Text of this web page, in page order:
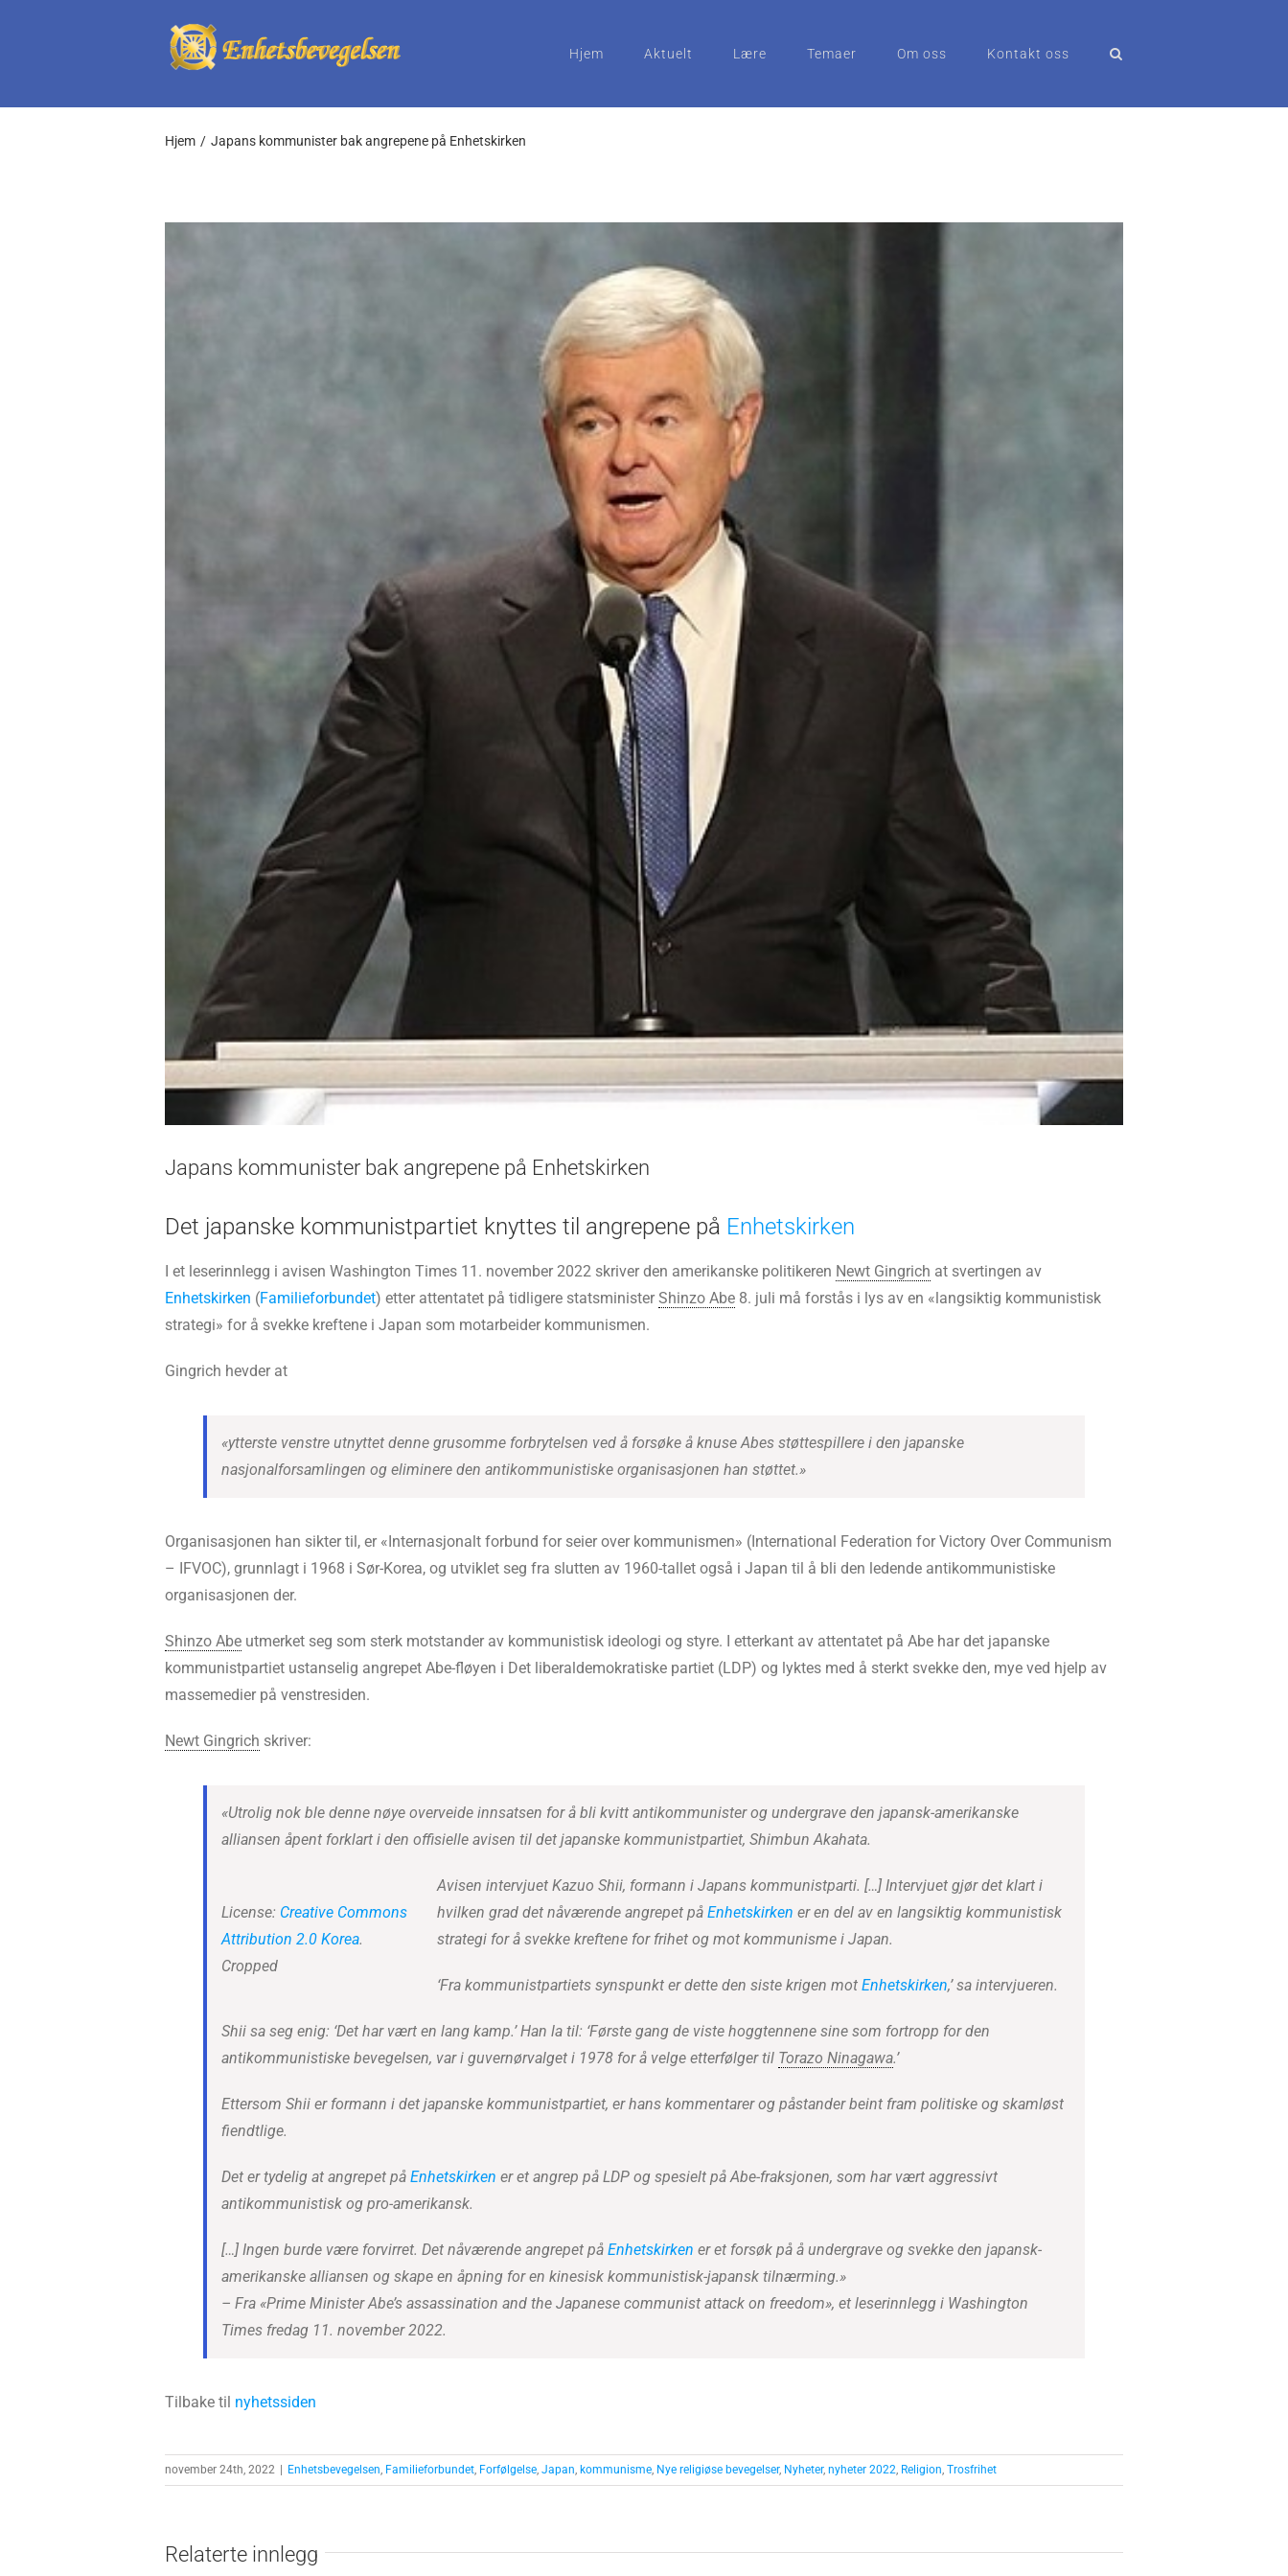
Hjem Aktuelt Lære Temaer Om oss Kontakt oss
Hjem Japans kommunister bak angrepene på Enhetskirken
Japans kommunister bak angrepene på Enhetskirken
Det japanske kommunistpartiet knyttes til angrepene på Enhetskirken
I et leserinnlegg i avisen Washington Times ​​11. november 2022 skriver den amerikanske politikeren Newt Gingrich at svertingen av
Enhetskirken (Familieforbundet) etter attentatet på tidligere statsministerShinzo Abe8. juli må forstås i lys av en «langsiktig kommunistisk
strategi» for å svekke kreftene i Japan som motarbeider kommunismen.
Gingrich hevder at
«ytterste venstre utnyttet denne grusomme forbrytelsen ved å forsøke å knuse Abes støttespillere i den japanske
nasjonalforsamlingen og eliminere den antikommunistiske organisasjonen han støttet.»
Organisasjonen han sikter til, er «Internasjonalt forbund for seier over kommunismen» (International Federation for Victory Over Communism
– IFVOC), grunnlagt i 1968 i Sør-Korea, og utviklet seg fra slutten av 1960-tallet også i Japan til å bli den ledende antikommunistiske
organisasjonen der.
Shinzo Abeutmerket seg som sterk motstander av kommunistisk ideologi og styre. I etterkant av attentatet på Abe har det japanske
kommunistpartiet ustanselig angrepet Abe-fløyen i Det liberaldemokratiske partiet (LDP) og lyktes med å sterkt svekke den, mye ved hjelp av
massemedier på venstresiden.
Newt Gingrich skriver:
«Utrolig nok ble denne nøye overveide innsatsen for å bli kvitt antikommunister og undergrave den japansk-amerikanske
alliansen åpent forklart i den offisielle avisen til det japanske kommunistpartiet, Shimbun Akahata.
License: Creative Commons
Attribution 2.0 Korea.
Cropped
Avisen intervjuet Kazuo Shii, formann i Japans kommunistparti. […] Intervjuet gjør det klart i
hvilken grad det nåværende angrepet på Enhetskirken er en del av en langsiktig kommunistisk
strategi for å svekke kreftene for frihet og mot kommunisme i Japan.
‘Fra kommunistpartiets synspunkt er dette den siste krigen mot Enhetskirken,’ sa intervjueren.
Shii sa seg enig: ‘Det har vært en lang kamp.’ Han la til: ‘Første gang de viste hoggtennene sine som fortropp for den
antikommunistiske bevegelsen, var i guvernørvalget i 1978 for å velge etterfølger til Torazo Ninagawa.’
Ettersom Shii er formann i det japanske kommunistpartiet, er hans kommentarer og påstander beint fram politiske og skamløst
fiendtlige.
Det er tydelig at angrepet på Enhetskirken er et angrep på LDP og spesielt på Abe-fraksjonen, som har vært aggressivt
antikommunistisk og pro-amerikansk.
[…] Ingen burde være forvirret. Det nåværende angrepet på Enhetskirken er et forsøk på å undergrave og svekke den japansk-
amerikanske alliansen og skape en åpning for en kinesisk kommunistisk-japansk tilnærming.»
– Fra «Prime Minister Abe’s assassination and the Japanese communist attack on freedom», et leserinnlegg i Washington
Times fredag 11. november 2022.
Tilbake til nyhetssiden
november 24th, 2022 Enhetsbevegelsen, Familieforbundet, Forfølgelse, Japan, kommunisme, Nye religiøse bevegelser, Nyheter, nyheter 2022, Religion, Trosfrihet
Relaterte innlegg